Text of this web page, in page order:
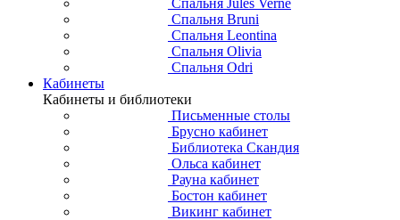
Спальня Bruni
Спальня Leontina
Спальня Olivia
Спальня Odri
Кабинеты
Кабинеты и библиотеки
Письменные столы
Брусно кабинет
Библиотека Скандия
Ольса кабинет
Рауна кабинет
Бостон кабинет
Викинг кабинет